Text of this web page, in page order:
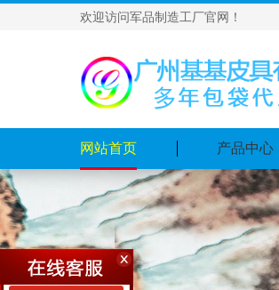
欢迎访问军品制造工厂官网！
网站首页 产品中心